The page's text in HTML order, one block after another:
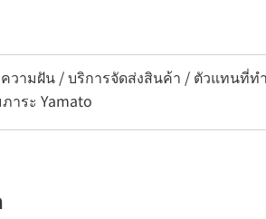
วามฝัน / บริการจัดส่งสินค้า / ตัวแทนที่
าระ Yamato